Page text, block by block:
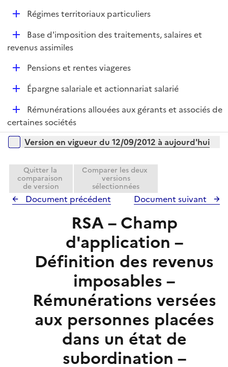
p
l
i
e
r
D
l
Régimes territoriaux particuliers
D
é
Base d'imposition des traitements, salaires et
revenus assimiles
D
e
r
Pensions et rentes viageres
D
l
e
r
Épargne salariale et actionnariat salarié
D
é
p
e
r
Rémunérations allouées aux gérants et associés de
certaines sociétés
Versions sur la période
Version en vigueur du 12/09/2012 à aujourd'hui
Quitter la
comparaison
de version
Comparer les deux
versions
sélectionnées
Document précédent Document suivant
RSA – Champ
d'application –
Définition des revenus
imposables –
Rémunérations versées
aux personnes placées
dans un état de
subordination –